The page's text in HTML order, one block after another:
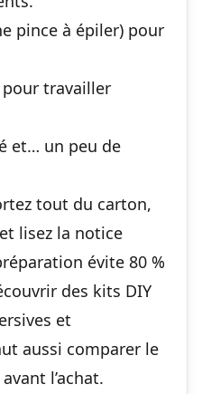
pince à épiler) pour
pour travailler
et… un peu de
tout du carton,
lisez la notice
évite 80 %
des kits DIY
et
aussi comparer le
l’achat.